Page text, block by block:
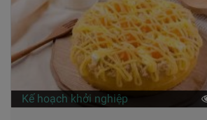
Kế hoạch khởi nghiệp